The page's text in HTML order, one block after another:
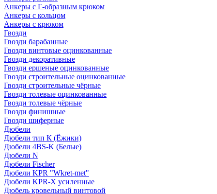
Анкеры с Г-образным крюком
Анкеры с кольцом
Анкеры с крюком
Гвозди
Гвозди барабанные
Гвозди винтовые оцинкованные
Гвозди декоративные
Гвозди ершеные оцинкованные
Гвозди строительные оцинкованные
Гвозди строительные чёрные
Гвозди толевые оцинкованные
Гвозди толевые чёрные
Гвозди финишные
Гвозди шиферные
Дюбели
Дюбели тип К (Ёжики)
Дюбели 4BS-K (Белые)
Дюбели N
Дюбели Fischer
Дюбели KPR "Wkret-met"
Дюбели KPR-Х усиленные
Дюбель кровельный винтовой